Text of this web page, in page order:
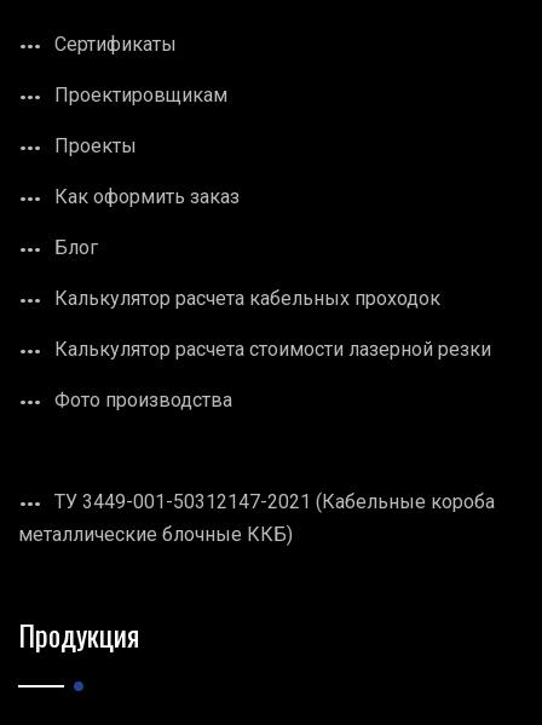
Сертификаты
Проектировщикам
Проекты
Как оформить заказ
Блог
Калькулятор расчета кабельных проходок
Калькулятор расчета стоимости лазерной резки
Фото производства
ТУ 3449-001-50312147-2021 (Кабельные короба
металлические блочные ККБ)
Продукция